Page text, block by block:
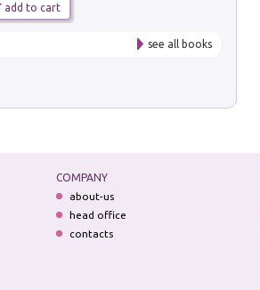
add to cart
see all books
COMPANY
about-us
head office
contacts